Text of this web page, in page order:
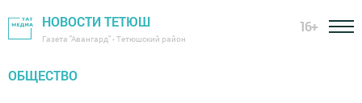
НОВОСТИ ТЕТЮШ
Газета "Авангард" - Тетюшский район
16+
ОБЩЕСТВО